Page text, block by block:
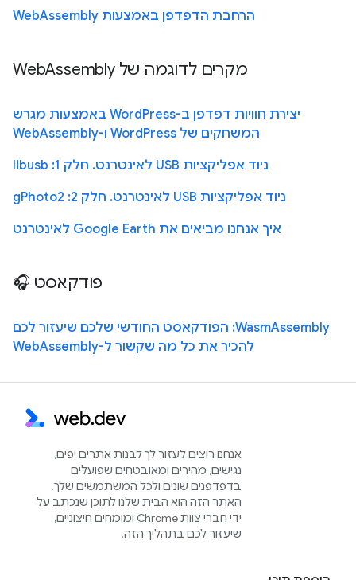
הרחבת הדפדפן באמצעות WebAssembly
מקרים לדוגמה של WebAssembly
יצירת חוויות דפדפן ב-WordPress באמצעות מגרש
המשחקים של WordPress ו-WebAssembly
ניוד אפליקציות USB לאינטרנט. חלק 1: libusb
ניוד אפליקציות USB לאינטרנט. חלק 2: gPhoto2
איך אנחנו מביאים את Google Earth לאינטרנט
פודקאסט 🎧
WasmAssembly: הפודקאסט החודשי שלכם שיעזור לכם
להכיר את כל מה שקשור ל-WebAssembly
אנחנו רוצים לעזור לך לבנות אתרים יפים,
נגישים, מהירים ומאובטחים שפועלים
בדפדפנים שונים ולכל המשתמשים שלך.
האתר הזה הוא הבית שלנו לתוכן שנכתב על
ידי חברי צוות Chrome ומומחים חיצוניים,
שיעזור לכם בתהליך הזה.